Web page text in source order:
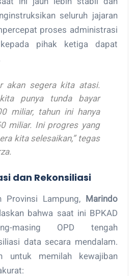
seluruh jajaran
proses administrasi
pihak ketiga dapat
akan segera kita atasi.
punya tunda bayar
miliar, tahun ini hanya
miliar. Ini progres yang
kita selesaikan,” tegas
dan Rekonsiliasi
Provinsi Lampung, Marindo
bahwa saat ini BPKAD
masing OPD tengah
data secara mendalam.
untuk memilah kewajiban